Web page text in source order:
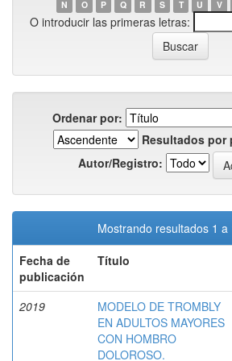
N
O P Q R S T U V
O introducir las primeras letras:
Ordenar por:
Resultados por
Autor/Registro:
Mostrando resultados 1 a
Fecha de
publicación
Título
2019
MODELO DE TROMBLY
EN ADULTOS MAYORES
CON HOMBRO
DOLOROSO.